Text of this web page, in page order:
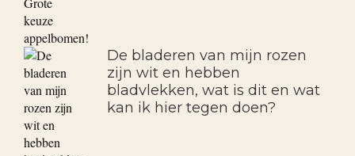
De bladeren van mijn rozen
zijn wit en hebben
bladvlekken, wat is dit en wat
kan ik hier tegen doen?